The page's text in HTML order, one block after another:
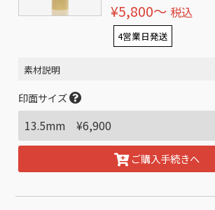
¥5,800〜 税込
4営業日発送
素材説明
印面サイズ
ご購入手続きへ